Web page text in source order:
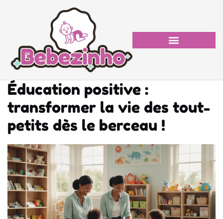
Éducation positive :
transformer la vie des tout-
petits dès le berceau !